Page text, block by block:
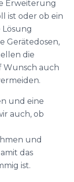
Erweiterung
ist oder ob ein
Lösung
Gerätedosen,
die
Wunsch auch
und eine
auch, ob
und
das
ist.